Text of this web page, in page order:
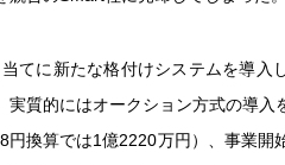
てに新たな格付けシステムを導入
質的にはオークション方式の導入
換算では1億2220万円）、事業開